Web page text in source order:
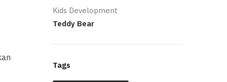
Kids Development
Teddy Bear
Tags